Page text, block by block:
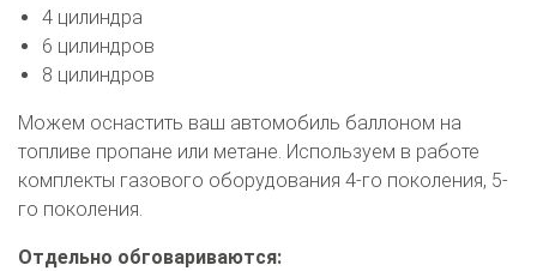
4 цилиндра
6 цилиндров
8 цилиндров
Можем оснастить ваш автомобиль баллоном на
топливе пропане или метане. Используем в работе
комплекты газового оборудования 4-го поколения, 5-
го поколения.
Отдельно обговариваются: